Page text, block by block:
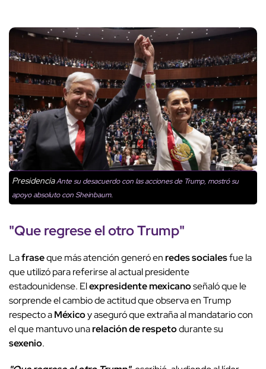
PresidenciaAnte su desacuerdo con las acciones de Trump, mostró su
apoyo absoluto con Sheinbaum.
"Que regrese el otro Trump"
Lafraseque más atención generó enredes socialesfue la
que utilizó para referirse al actual presidente
estadounidense. Elexpresidente mexicanoseñaló que le
sorprende el cambio de actitud que observa en Trump
respecto aMéxicoy aseguró que extraña al mandatario con
el que mantuvo unarelación de respetodurante su
sexenio.